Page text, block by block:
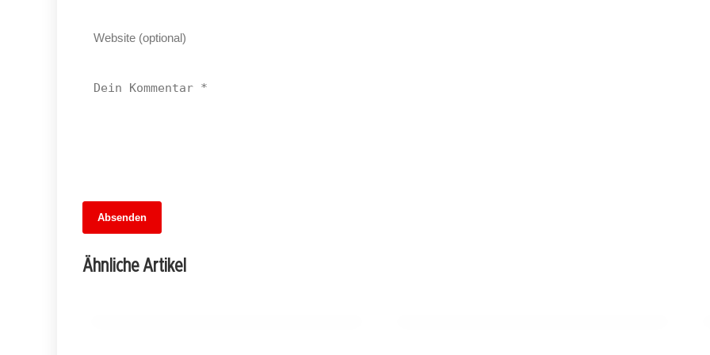
Absenden
Ähnliche Artikel
Fußballfieber im Dreiländer-Showdown:
Wer gewinnt das Wettspiel der